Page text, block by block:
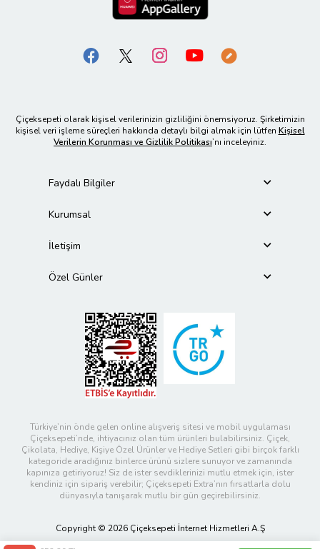
Çiçeksepeti olarak kişisel verilerinizin gizliliğini önemsiyoruz. Şirketimizin
kişisel veri işleme süreçleri hakkında detaylı bilgi almak için lütfen Kişisel
Verilerin Korunması ve Gizlilik Politikası’nı inceleyiniz.
Faydalı Bilgiler
Kurumsal
İletişim
Özel Günler
Türkiye’nin önde gelen online alışveriş sitesi ve mobil uygulaması
Çiçeksepeti’nde, ihtiyacınız olan tüm ürünleri bulabilirsiniz. Çiçek,
Çikolata, Hediye, Kişiye Özel Ürünler ve Hediye Setleri gibi birçok farklı
kategoride aradığınız binlerce ürünü sizlere sunuyor ve zamanında
kapınıza getiriyoruz! Siz de ister sevdiklerinizi mutlu etmek için, ister
kendiniz için sipariş verebilir; Çiçeksepeti Extra’nın fırsatlarla dolu
dünyasıyla tanışarak mutlu bir gün geçirebilirsiniz.
Copyright © 2026 Çiçeksepeti İnternet Hizmetleri A.Ş